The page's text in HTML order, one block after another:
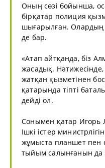
Оның сөзі бойынша,
бірқатар полиция
шығарылған.
де бар.
«Атап айтқанда, біз
жасадық.
жатқан қызметінен
қатарында тіпті
дейді ол.
Сонымен қатар Игорь
Ішкі істер
жұмыста планшет пен
тыйым салынғанын да